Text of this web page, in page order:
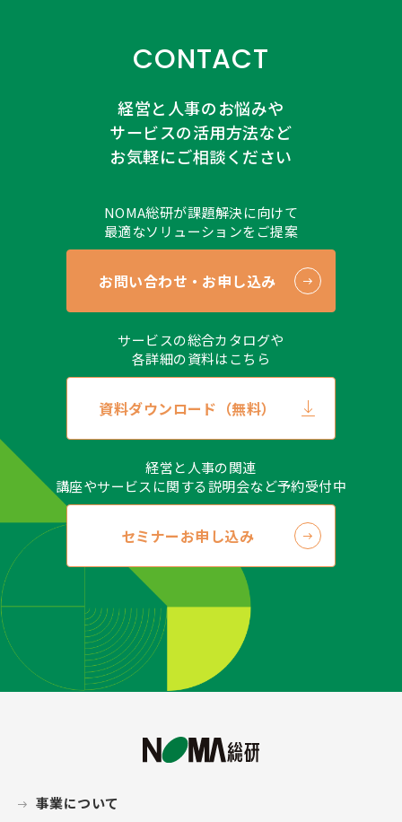
CONTACT
経営と人事のお悩みや
サービスの活用方法など
お気軽にご相談ください
NOMA総研が課題解決に向けて
最適なソリューションをご提案
お問い合わせ・お申し込み
サービスの総合カタログや
各詳細の資料はこちら
資料ダウンロード（無料）
経営と人事の関連
講座やサービスに関する説明会など予約受付中
セミナーお申し込み
事業について